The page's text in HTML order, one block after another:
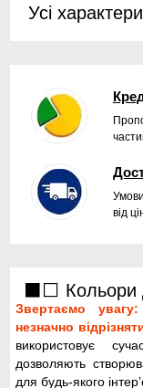
Усі
від
⬛⬜
Звертаємо
незначно
використовує
дозволяють
для будь-якого